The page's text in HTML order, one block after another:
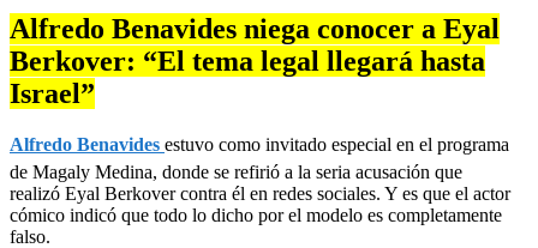
of
46
seconds
Alfredo Benavides niega conocer a Eyal
Berkover: “El tema legal llegará hasta
Israel”
Alfredo Benavides estuvo como invitado especial en el programa
de Magaly Medina, donde se refirió a la seria acusación que
realizó Eyal Berkover contra él en redes sociales. Y es que el actor
cómico indicó que todo lo dicho por el modelo es completamente
falso.